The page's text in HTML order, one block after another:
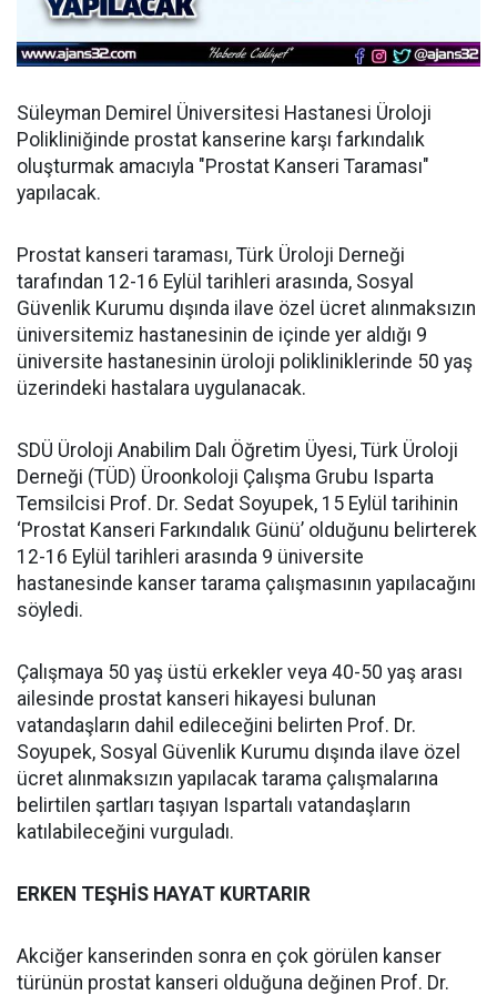
Süleyman Demirel Üniversitesi Hastanesi Üroloji
Polikliniğinde prostat kanserine karşı farkındalık
oluşturmak amacıyla "Prostat Kanseri Taraması"
yapılacak.
Prostat kanseri taraması, Türk Üroloji Derneği
tarafından 12-16 Eylül tarihleri arasında, Sosyal
Güvenlik Kurumu dışında ilave özel ücret alınmaksızın
üniversitemiz hastanesinin de içinde yer aldığı 9
üniversite hastanesinin üroloji polikliniklerinde 50 yaş
üzerindeki hastalara uygulanacak.
SDÜ Üroloji Anabilim Dalı Öğretim Üyesi, Türk Üroloji
Derneği (TÜD) Üroonkoloji Çalışma Grubu Isparta
Temsilcisi Prof. Dr. Sedat Soyupek, 15 Eylül tarihinin
‘Prostat Kanseri Farkındalık Günü’ olduğunu belirterek
12-16 Eylül tarihleri arasında 9 üniversite
hastanesinde kanser tarama çalışmasının yapılacağını
söyledi.
Çalışmaya 50 yaş üstü erkekler veya 40-50 yaş arası
ailesinde prostat kanseri hikayesi bulunan
vatandaşların dahil edileceğini belirten Prof. Dr.
Soyupek, Sosyal Güvenlik Kurumu dışında ilave özel
ücret alınmaksızın yapılacak tarama çalışmalarına
belirtilen şartları taşıyan Ispartalı vatandaşların
katılabileceğini vurguladı.
ERKEN TEŞHİS HAYAT KURTARIR
Akciğer kanserinden sonra en çok görülen kanser
türünün prostat kanseri olduğuna değinen Prof. Dr.